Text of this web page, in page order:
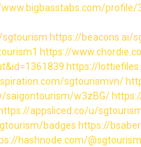
profile/
https://beacons.ai/
https://
https://
sgtourismvn/
saigontourism/w3zBG/
https://appsliced.co/u/
badges https://
hashnode.com/@sgtourism